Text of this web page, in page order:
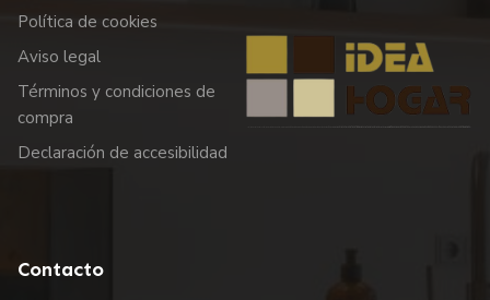
Política de cookies
Aviso legal
Términos y condiciones de
compra
Declaración de accesibilidad
Contacto